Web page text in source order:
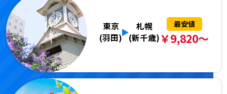
東京
(羽田)
札幌
(新千歳)
最安値
￥9,820～